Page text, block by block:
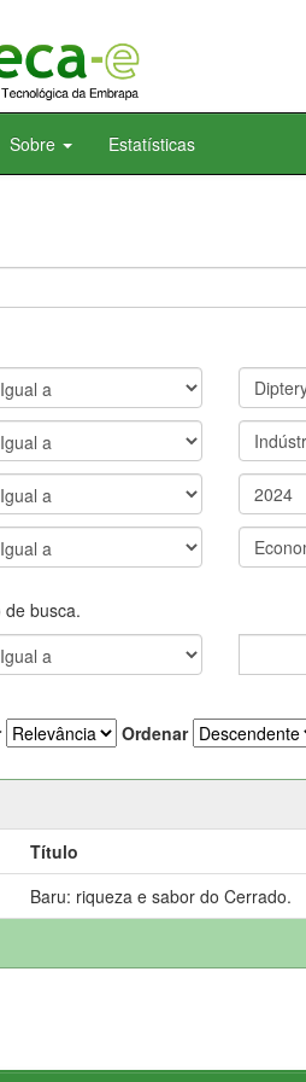
Sobre Estatísticas
busca.
Ordenar
Título
Baru: riqueza e sabor do Cerrado.